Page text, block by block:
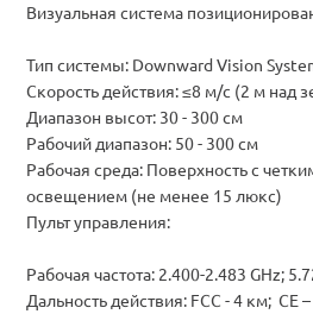
Визуальная система
Тип системы: Downward Vision
Скорость действия: ≤8 м/с (2 м над
Диапазон высот: 30 - 300 см
Рабочий диапазон: 50 - 300 см
Рабочая среда: Поверхность с
освещением (не менее 15 люкс)
Пульт управления:
Рабочая частота: 2.400-2.483 GHz;
Дальность действия: FCC - 4 км; CE